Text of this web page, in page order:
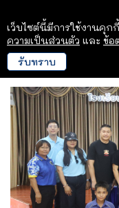
เว็บไซต์นี้มีการใช้งานคุก
ความเป็นส่วนตัว และ ข้อ
รับทราบ